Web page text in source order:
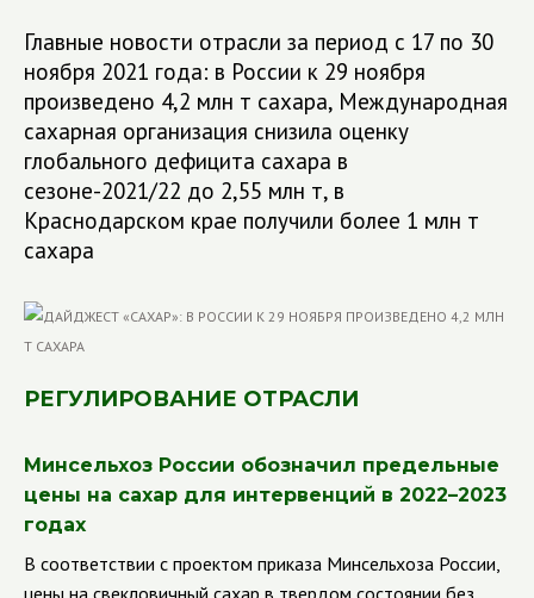
Главные новости отрасли за период с 17 по 30
ноября 2021 года: в России к 29 ноября
произведено 4,2 млн т сахара, Международная
сахарная организация снизила оценку
глобального дефицита сахара в
сезоне-2021/22 до 2,55 млн т, в
Краснодарском крае получили более 1 млн т
сахара
РЕГУЛИРОВАНИЕ ОТРАСЛИ
Минсельхоз России обозначил предельные
цены на сахар для интервенций в 2022–2023
годах
В соответствии с проектом приказа Минсельхоза России,
цены на свекловичный сахар в твердом состоянии без